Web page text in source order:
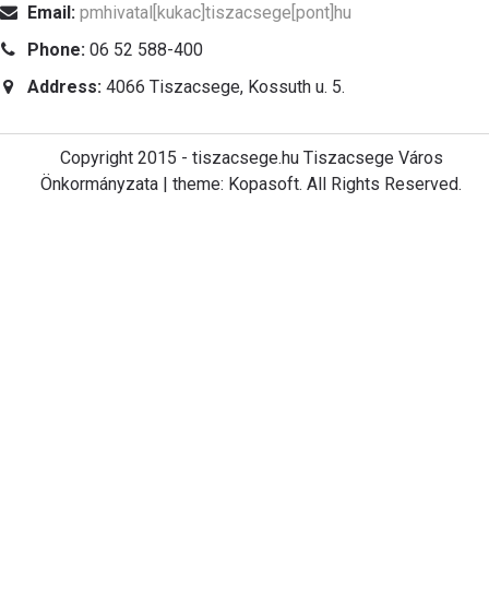
Email: pmhivatal[kukac]tiszacsege[pont]hu
Phone: 06 52 588-400
Address: 4066 Tiszacsege, Kossuth u. 5.
Copyright 2015 - tiszacsege.hu Tiszacsege Város
Önkormányzata | theme: Kopasoft. All Rights Reserved.